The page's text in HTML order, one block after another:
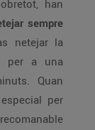
han
sempre
netejar la
per a una
Quan
per